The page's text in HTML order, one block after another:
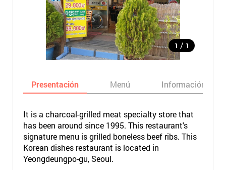
1 / 1
Presentación Menú Información
It is a charcoal-grilled meat specialty store that
has been around since 1995. This restaurant's
signature menu is grilled boneless beef ribs. This
Korean dishes restaurant is located in
Yeongdeungpo-gu, Seoul.